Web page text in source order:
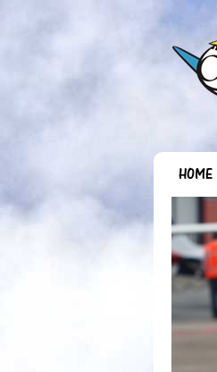
HOME